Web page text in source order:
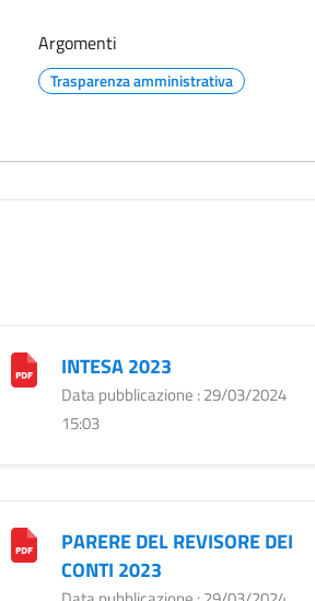
Argomenti
Trasparenza amministrativa
INTESA 2023
Data pubblicazione : 29/03/2024
15:03
PARERE DEL REVISORE DEI
CONTI 2023